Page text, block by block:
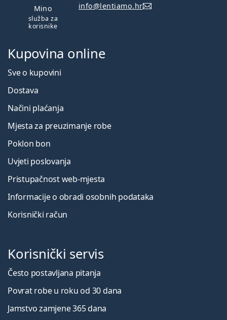
Mino
služba za
korisnike
info@lentiamo.hr
Kupovina online
Sve o kupovini
Dostava
Načini plaćanja
Mjesta za preuzimanje robe
Poklon bon
Uvjeti poslovanja
Pristupačnost web-mjesta
Informacije o obradi osobnih podataka
Korisnički račun
Korisnički servis
Često postavljana pitanja
Povrat robe u roku od 30 dana
Jamstvo zamjene 365 dana